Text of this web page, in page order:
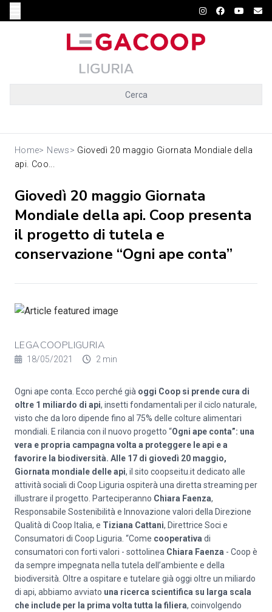
Cerca
Home> News> Giovedì 20 maggio Giornata Mondiale della
api. Coo...
Giovedì 20 maggio Giornata
Mondiale della api. Coop presenta
il progetto di tutela e
conservazione “Ogni ape conta”
LEGACOOPLIGURIA
18/05/2021 2 min
Ogni ape conta. Ecco perché già oggi Coop si prende cura di
oltre 1 miliardo di api, insetti fondamentali per il ciclo naturale,
visto che da loro dipende fino al 75% delle colture alimentari
mondiali. E rilancia con il nuovo progetto “Ogni ape conta”: una
vera e propria campagna volta a proteggere le api e a
favorire la biodiversità. Alle 17 di giovedì 20 maggio,
Giornata mondiale delle api, il sito coopseitu.it dedicato alle
attività sociali di Coop Liguria ospiterà una diretta streaming per
illustrare il progetto. Parteciperanno Chiara Faenza,
Responsabile Sostenibilità e Innovazione valori della Direzione
Qualità di Coop Italia, e Tiziana Cattani, Direttrice Soci e
Consumatori di Coop Liguria. “Come cooperativa di
consumatori con forti valori ­- sottolinea Chiara Faenza - Coop è
da sempre impegnata nella tutela dell’ambiente e della
biodiversità. Oltre a ospitare e tutelare già oggi oltre un miliardo
di api, abbiamo avviato una ricerca scientifica su larga scala
che include per la prima volta tutta la filiera, coinvolgendo